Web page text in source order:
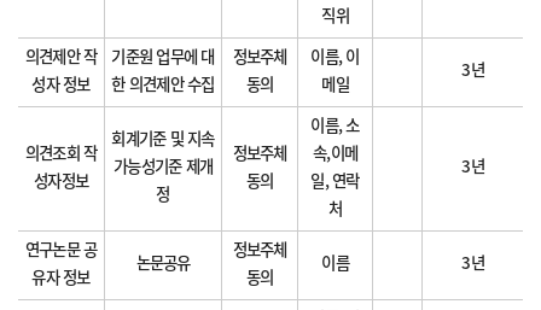
직위
의견제안 작
성자 정보
기준원 업무에 대
한 의견제안 수집
정보주체
동의
이름, 이
메일
3년
의견조회 작
성자정보
회계기준 및 지속
가능성기준 제개
정
정보주체
동의
이름, 소
속,이메
일, 연락
처
3년
연구논문 공
유자 정보
논문공유
정보주체
동의
이름 3년